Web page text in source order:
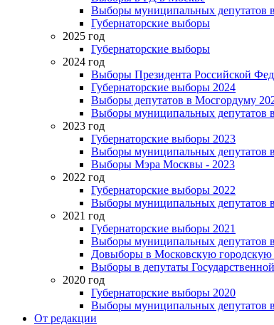
Выборы муниципальных депутатов
Губернаторские выборы
2025 год
Губернаторские выборы
2024 год
Выборы Президента Российской
Губернаторские выборы 2024
Выборы депутатов в Мосгордуму
Выборы муниципальных депутатов
2023 год
Губернаторские выборы 2023
Выборы муниципальных депутатов
Выборы Мэра Москвы - 2023
2022 год
Губернаторские выборы 2022
Выборы муниципальных депутатов
2021 год
Губернаторские выборы 2021
Выборы муниципальных депутатов
Довыборы в Московскую
Выборы в депутаты
2020 год
Губернаторские выборы 2020
Выборы муниципальных депутатов
От редакции